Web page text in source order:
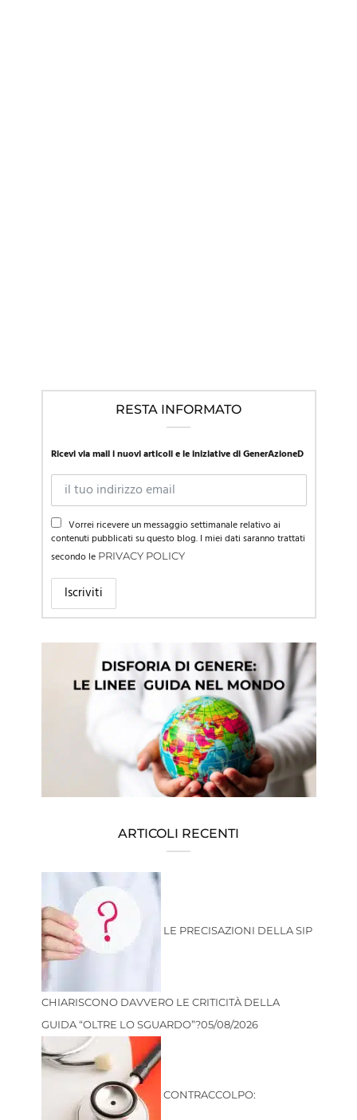
RESTA INFORMATO
Ricevi via mail i nuovi articoli e le iniziative di GenerAzioneD
Vorrei ricevere un messaggio settimanale relativo ai
contenuti pubblicati su questo blog. I miei dati saranno trattati
secondo le PRIVACY POLICY
ARTICOLI RECENTI
LE PRECISAZIONI DELLA SIP
CHIARISCONO DAVVERO LE CRITICITÀ DELLA
GUIDA “OLTRE LO SGUARDO”?05/08/2026
CONTRACCOLPO: